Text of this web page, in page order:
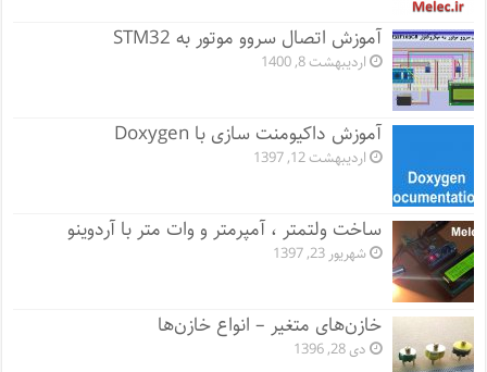
آموزش اتصال سروو موتور به STM32
اردیبهشت 8, 1400
آموزش داکیومنت سازی با Doxygen
اردیبهشت 12, 1397
ساخت ولتمتر ، آمپرمتر و وات متر با آردوینو
شهریور 23, 1397
خازن‌های متغیر – انواع خازن‌ها
دی 28, 1396